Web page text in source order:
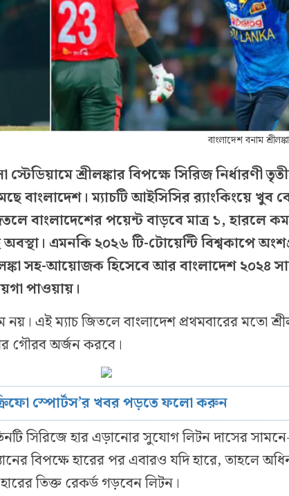
বাংলাদেশ বনাম
শ্রীলঙ্কার বিপক্ষে সিরিজ নির্ধারণী
বাংলাদেশ। ম্যাচটি আইসিসির র‍্যাংকিংয়ে খুব
বাংলাদেশের পয়েন্ট বাড়বে মাত্র ১, হারলে
অবস্থা। এমনকি ২০২৬ টি-টোয়েন্টি বিশ্বকাপে
সহ-আয়োজক হিসেবে আর বাংলাদেশ ২০২৪
পাওয়ায়।
এই ম্যাচ জিতলে বাংলাদেশ প্রথমবারের মতো
গৌরব অর্জন করবে।
স্পোর্টস’র খবর পড়তে ফলো করুন
সিরিজে হার এড়ানোর সুযোগ লিটন দাসের
বিপক্ষে হারের পর এবারও যদি হারে, তাহলে
তিক্ত রেকর্ড গড়বেন লিটন।